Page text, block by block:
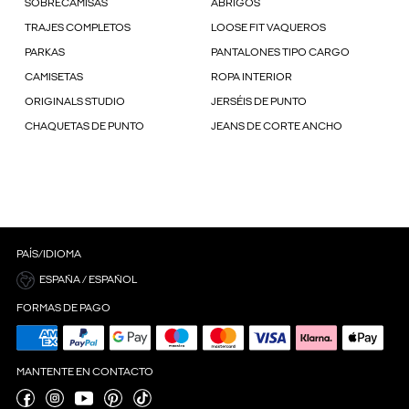
SOBRECAMISAS ABRIGOS
TRAJES COMPLETOS LOOSE FIT VAQUEROS
PARKAS PANTALONES TIPO CARGO
CAMISETAS ROPA INTERIOR
ORIGINALS STUDIO JERSÉIS DE PUNTO
CHAQUETAS DE PUNTO JEANS DE CORTE ANCHO
PAÍS/IDIOMA
ESPAÑA / ESPAÑOL
FORMAS DE PAGO
MANTENTE EN CONTACTO